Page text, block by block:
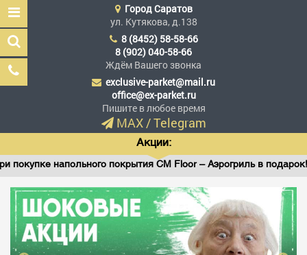
Эксклюзив Паркет
Мы сделали эксклюзив
доступным
ГЛАВНАЯ
ГородСаратов
ул. Кутякова, д.138
8 (8452) 58-58-66
8 (902) 040-58-66
Ждём Вашего звонка
exclusive-parket@mail.ru
office@ex-parket.ru
Пишите в любое время
MAX/Telegram
Акции:
напольного покрытия CM Floor – Аэрогриль в подарок!